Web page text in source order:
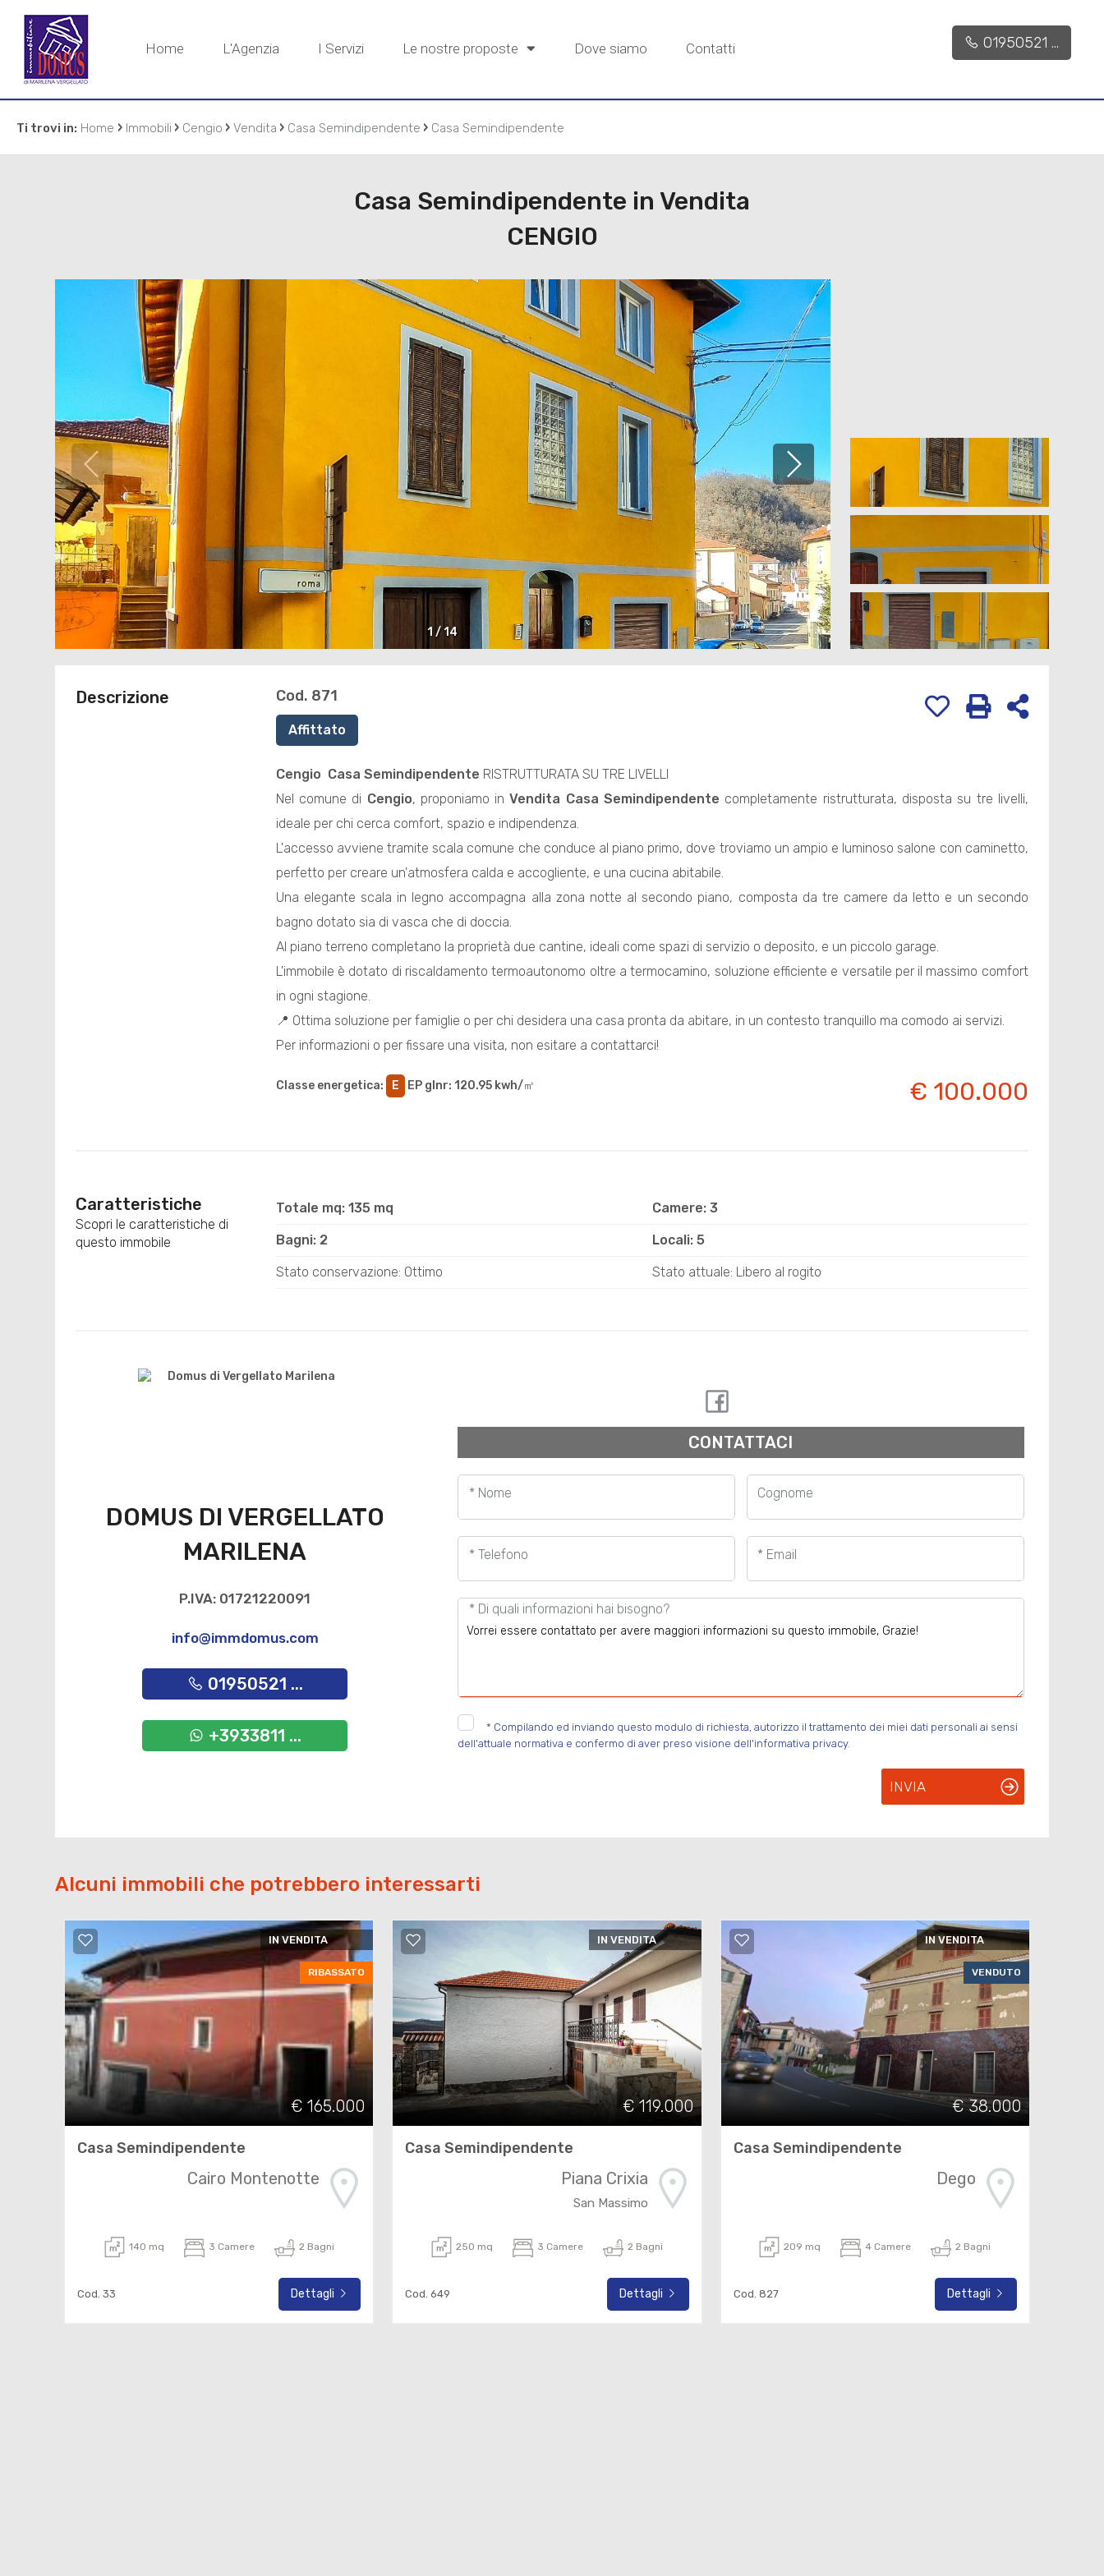
Home L'Agenzia I Servizi Le nostre proposte Dove siamo Contatti 01950521 ...
Ti trovi in: Home › Immobili › Cengio › Vendita › Casa Semindipendente › Casa Semindipendente
Casa Semindipendente in Vendita
CENGIO
1/14
Descrizione Cod. 871
Affittato
Cengio Casa Semindipendente RISTRUTTURATA SU TRE LIVELLI
Nel comune di Cengio, proponiamo inVendita Casa Semindipendente completamente ristrutturata, disposta su tre livelli,
ideale per chi cerca comfort, spazio e indipendenza.
L'accesso avviene tramite scala comune che conduce al piano primo, dove troviamo un ampio e luminoso salone con caminetto,
perfetto per creare un'atmosfera calda e accogliente, e una cucina abitabile.
Una elegante scala in legno accompagna alla zona notte al secondo piano, composta da tre camere da letto e un secondo
bagno dotato sia di vasca che di doccia.
Al piano terreno completano la proprietà due cantine, ideali come spazi di servizio o deposito, e un piccolo garage.
L'immobile è dotato di riscaldamento termoautonomo oltre a termocamino, soluzione efficiente e versatile per il massimo comfort
in ogni stagione.
📍 Ottima soluzione per famiglie o per chi desidera una casa pronta da abitare, in un contesto tranquillo ma comodo ai servizi.
Per informazioni o per fissare una visita, non esitare a contattarci!
Classe energetica: E EP glnr: 120.95 kwh/㎡ € 100.000
Caratteristiche
Scopri le caratteristiche di
questo immobile
Totale mq: 135 mq Camere: 3
Bagni: 2 Locali: 5
Stato conservazione: Ottimo Stato attuale: Libero al rogito
DOMUS DI VERGELLATO
MARILENA
P.IVA: 01721220091
info@immdomus.com
01950521 ...
+3933811 ...
CONTATTACI
* Nome Cognome
* Telefono * Email
* Di quali informazioni hai bisogno?
* Compilando ed inviando questo modulo di richiesta, autorizzo il trattamento dei miei dati personali ai sensi
dell'attuale normativa e confermo di aver preso visione dell'informativa privacy.
INVIA
Alcuni immobili che potrebbero interessarti
IN VENDITA
RIBASSATO
€ 165.000
Casa Semindipendente
Cairo Montenotte
140 mq 3 Camere 2 Bagni
Cod. 33 Dettagli
IN VENDITA
€ 119.000
Casa Semindipendente
Piana Crixia
San Massimo
250 mq 3 Camere 2 Bagni
Cod. 649 Dettagli
IN VENDITA
VENDUTO
€ 38.000
Casa Semindipendente
Dego
209 mq 4 Camere 2 Bagni
Cod. 827 Dettagli